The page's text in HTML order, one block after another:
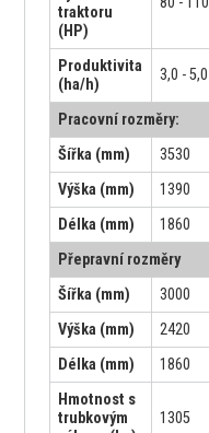
traktoru
(HP)
Produktivita
(ha/h)
3,0 - 5,0
Pracovní rozměry:
Šířka (mm)
3530
Výška (mm)
1390
Délka (mm)
1860
Přepravní rozměry
Šířka (mm)
3000
Výška (mm)
2420
Délka (mm)
1860
Hmotnost s
trubkovým
1305